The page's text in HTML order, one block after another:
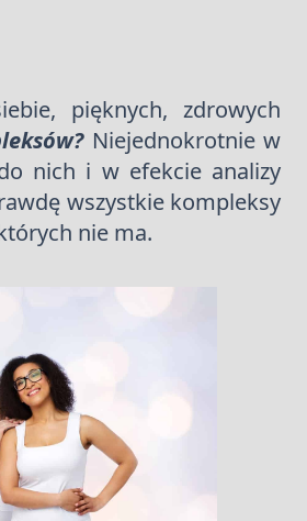
pięknych, zdrowych
Niejednokrotnie w
nich i w efekcie analizy
wszystkie kompleksy
nie ma.